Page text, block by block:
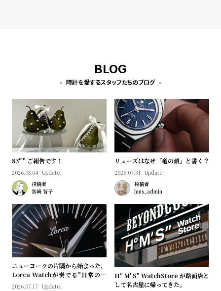
BLOG
時計を愛するスタッフたちのブログ
83º'" ご報告です！
2026.08.04 Update.
投稿者
宮﨑 智子
リューズはなぜ「竜の頭」と書く？
2026.07.31 Update.
投稿者
hms_admin
ニューヨークの片隅から始まった、
Lorca Watchが奏でる"日常のロ
マン"｜Brand Picks #08
2026.07.17 Update.
Hº M' S" WatchStore が路面店と
して名古屋に帰ってきた。